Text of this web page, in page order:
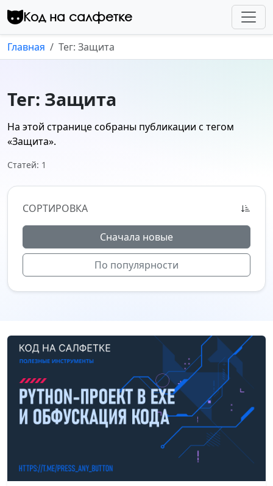
Перейти к контенту
Код на салфетке
Главная Тег: Защита
Тег: Защита
На этой странице собраны публикации с тегом
«Защита».
Статей: 1
СОРТИРОВКА
Сначала новые
По популярности